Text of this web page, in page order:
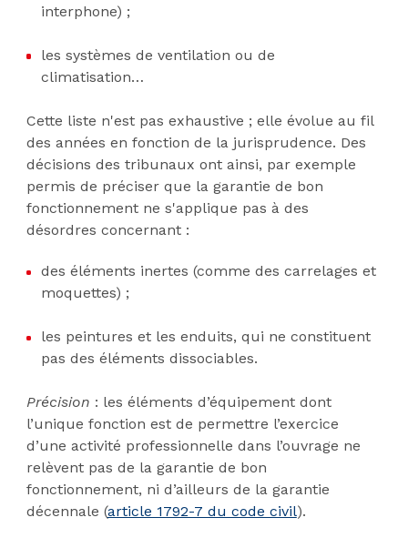
interphone) ;
les systèmes de ventilation ou de
climatisation…
Cette liste n'est pas exhaustive ; elle évolue au fil
des années en fonction de la jurisprudence. Des
décisions des tribunaux ont ainsi, par exemple
permis de préciser que la garantie de bon
fonctionnement ne s'applique pas à des
désordres concernant :
des éléments inertes (comme des carrelages et
moquettes) ;
les peintures et les enduits, qui ne constituent
pas des éléments dissociables.
Précision : les éléments d’équipement dont
l’unique fonction est de permettre l’exercice
d’une activité professionnelle dans l’ouvrage ne
relèvent pas de la garantie de bon
fonctionnement, ni d’ailleurs de la garantie
décennale (article 1792-7 du code civil).